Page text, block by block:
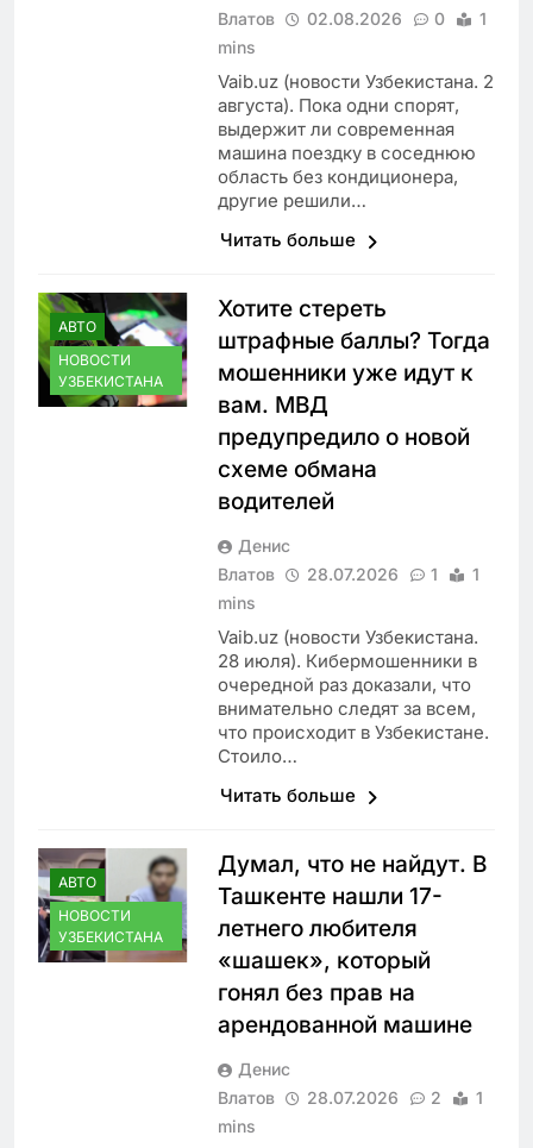
Влатов
02.08.2026 0
1
mins
Vaib.uz (новости Узбекистана. 2
августа). Пока одни спорят,
выдержит ли современная
машина поездку в соседнюю
область без кондиционера,
другие решили…
Читать больше
АВТО
НОВОСТИ
УЗБЕКИСТАНА
Хотите стереть
штрафные баллы? Тогда
мошенники уже идут к
вам. МВД
предупредило о новой
схеме обмана
водителей
Денис
Влатов
28.07.2026 1
1
mins
Vaib.uz (новости Узбекистана.
28 июля). Кибермошенники в
очередной раз доказали, что
внимательно следят за всем,
что происходит в Узбекистане.
Стоило…
Читать больше
АВТО
НОВОСТИ
УЗБЕКИСТАНА
Думал, что не найдут. В
Ташкенте нашли 17-
летнего любителя
«шашек», который
гонял без прав на
арендованной машине
Денис
Влатов
28.07.2026 2
1
mins